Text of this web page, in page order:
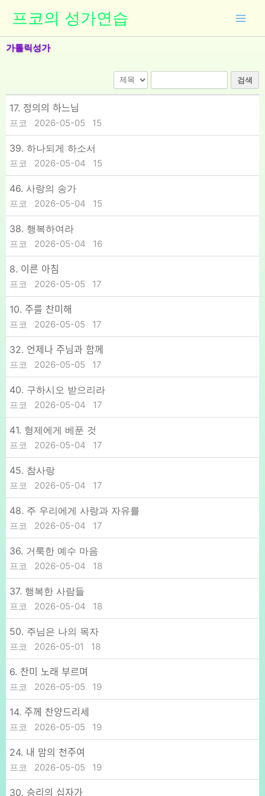
츠
로
뛰
프코의 성가연습
가톨릭성가
검색
17. 정의의 하느님
프코 2026-05-05 15
39. 하나되게 하소서
프코 2026-05-04 15
46. 사랑의 송가
프코 2026-05-04 15
38. 행복하여라
프코 2026-05-04 16
8. 이른 아침
프코 2026-05-05 17
10. 주를 찬미해
프코 2026-05-05 17
32. 언제나 주님과 함께
프코 2026-05-05 17
40. 구하시오 받으리라
프코 2026-05-04 17
41. 형제에게 베푼 것
프코 2026-05-04 17
45. 참사랑
프코 2026-05-04 17
48. 주 우리에게 사랑과 자유를
프코 2026-05-04 17
36. 거룩한 예수 마음
프코 2026-05-04 18
37. 행복한 사람들
프코 2026-05-04 18
50. 주님은 나의 목자
프코 2026-05-01 18
6. 찬미 노래 부르며
프코 2026-05-05 19
14. 주께 찬양드리세
프코 2026-05-05 19
24. 내 맘의 천주여
프코 2026-05-05 19
30. 승리의 십자가